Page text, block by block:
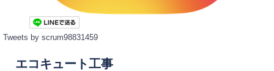
Tweets by scrum98831459
エコキュート工事